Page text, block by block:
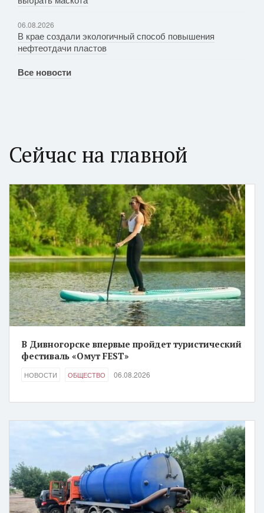
06.08.2026
В крае создали экологичный способ повышения
нефтеотдачи пластов
Все новости
Сейчас на главной
В Дивногорске впервые пройдет туристический
фестиваль «Омут FEST»
НОВОСТИ ОБЩЕСТВО 06.08.2026